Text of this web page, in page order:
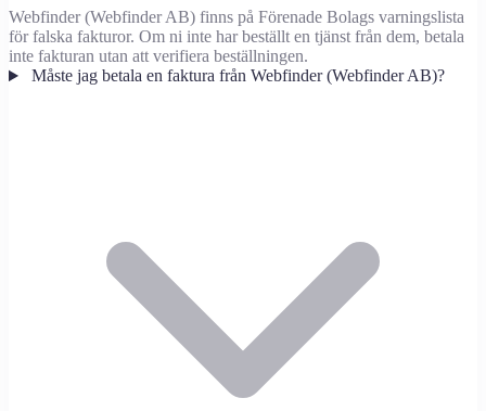
Webfinder (Webfinder AB) finns på Förenade Bolags varningslista
för falska fakturor. Om ni inte har beställt en tjänst från dem, betala
inte fakturan utan att verifiera beställningen.
Måste jag betala en faktura från Webfinder (Webfinder AB)?